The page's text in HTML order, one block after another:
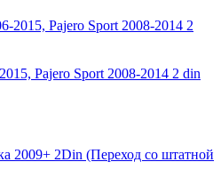
Pajero Sport 2008-2014 2 din